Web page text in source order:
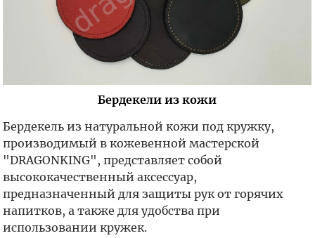
Бердекели из кожи
Бердекель из натуральной кожи под кружку,
производимый в кожевенной мастерской
"DRAGONKING", представляет собой
высококачественный аксессуар,
предназначенный для защиты рук от горячих
напитков, а также для удобства при
использовании кружек.